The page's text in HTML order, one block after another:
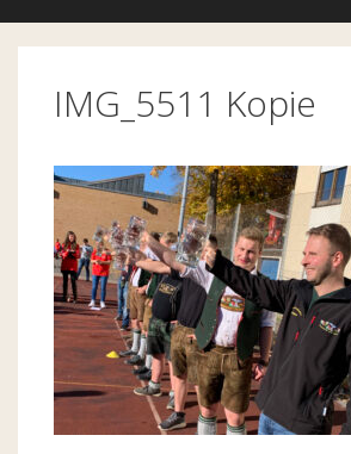
IMG_5511 Kopie